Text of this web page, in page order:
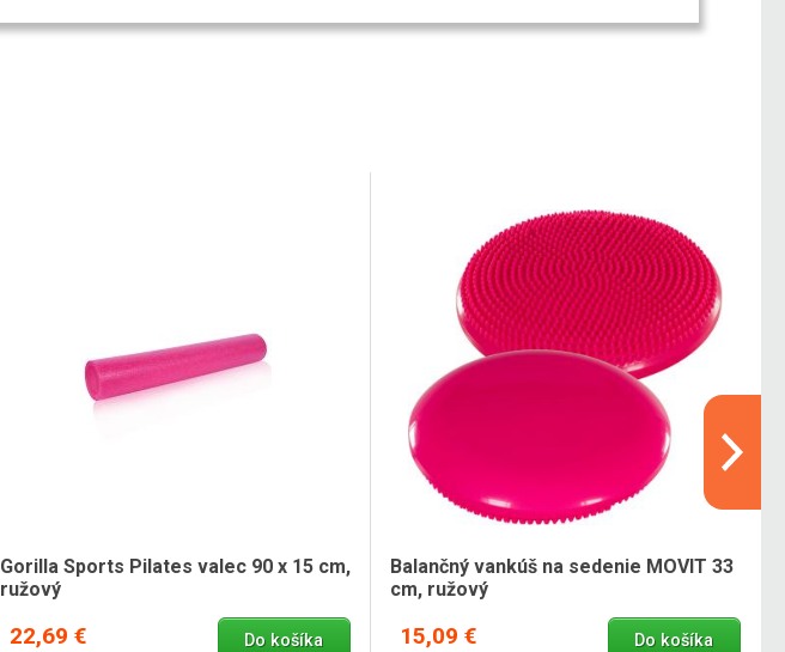
Gorilla Sports Pilates valec 90 x 15 cm,
ružový
22,69 € Do košíka
Balančný vankúš na sedenie MOVIT 33
cm, ružový
15,09 € Do košíka